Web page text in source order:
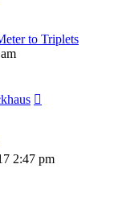
to Triplets
2:47 pm